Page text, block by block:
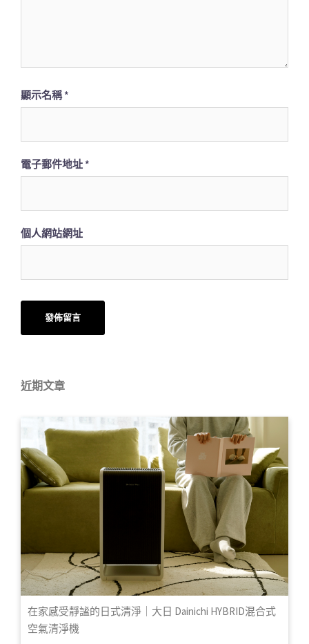
顯示名稱*
電子郵件地址 *
個人網站網址
近期文章
在家感受靜謐的日式清淨｜大日 Dainichi HYBRID混合式
空氣清淨機